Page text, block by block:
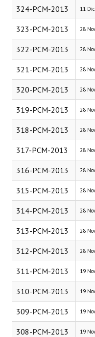
Declaraciones
Resoluciones
Resoluciones de
Antiguos Pobladores
Noticias Destacadas
Registros y Distinciones
Datos Históricos
Premio al Mérito -
Audiencias Públicas -
Mujeres que Dejaron
Periodistas Decanos -
Ciudadano Ilustre -
Banca del Vecino -
Huéspedes de Honor -
Antiguos Pobladores -
324-PCM-2013 11
323-PCM-2013 28
322-PCM-2013 28
321-PCM-2013 28
320-PCM-2013 28
319-PCM-2013 28
318-PCM-2013 28
317-PCM-2013 28
316-PCM-2013 28
315-PCM-2013 28
314-PCM-2013 28
313-PCM-2013 28
312-PCM-2013 28
311-PCM-2013 19
310-PCM-2013 19
309-PCM-2013 19
308-PCM-2013 19